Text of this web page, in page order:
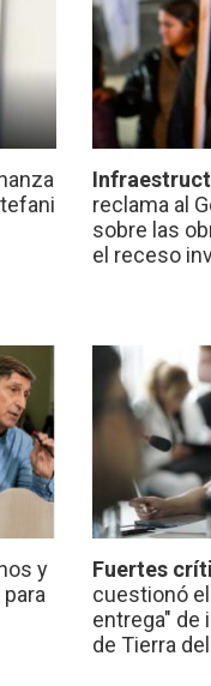
reclama al
sobre las
el receso
y
Fuertes
cuestionó
entrega"
de Tierra